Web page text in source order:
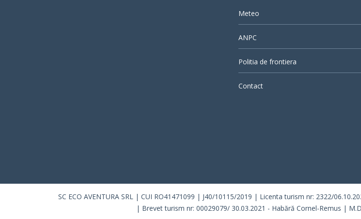
Meteo
ANPC
Politia de frontiera
Contact
SC ECO AVENTURA SRL | CUI RO41471099 | J40/10115/2019 | Licenta turism nr: 2322/
| Brevet turism nr: 00029079/ 30.03.2021 - Habără Cornel-Remus |